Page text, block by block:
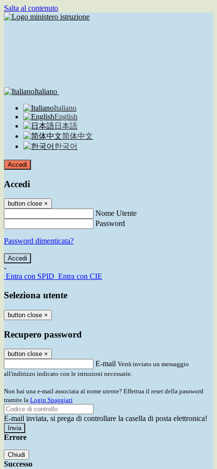
Salta al contenuto
Italiano
Italiano
English
日本語
简体中文
한국어
Accedi
Accedi
button close ×
Nome Utente
Password
Password dimenticata?
-
Entra con SPID Entra con CIE
Seleziona utente
button close ×
Recupero password
button close ×
E-mail Verrà inviato un messaggio
all'indirizzo indicato con le istruzioni necessarie.
Non hai una e-mail associata al nome utente? Effettua il reset della password
tramite la Login Spaggiari
E-mail inviata, si prega di controllare la casella di posta elettronica!
Errore
Chiudi
Successo